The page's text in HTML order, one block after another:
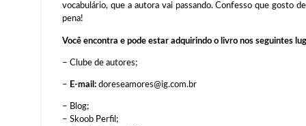
vocabulário, que a autora vai passando. Confesso que gosto
pena!
Você encontra e pode estar adquirindo o livro nos seguintes
– Clube de autores;
– E-mail: doreseamores@ig.com.br
– Blog;
– Skoob Perfil;